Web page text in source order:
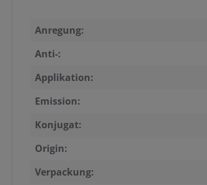
Anregung:
Anti-:
Applikation:
Emission:
Konjugat:
Origin:
Verpackung: